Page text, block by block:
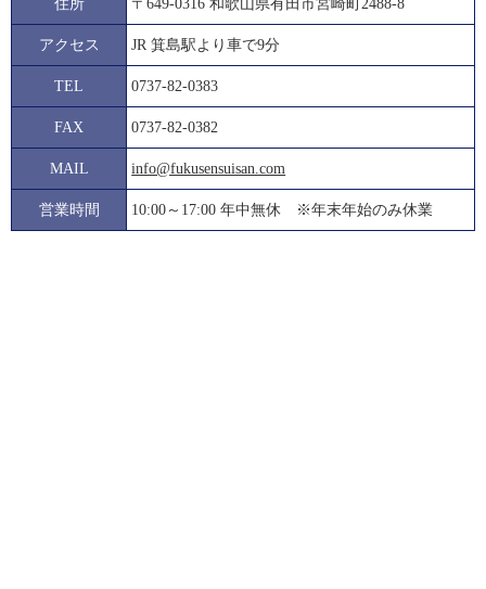
住所 〒649-0316 和歌山県有田市宮崎町2488-8
アクセス JR 箕島駅より車で9分
TEL 0737-82-0383
FAX 0737-82-0382
MAIL info@fukusensuisan.com
営業時間 10:00～17:00 年中無休 ※年末年始のみ休業